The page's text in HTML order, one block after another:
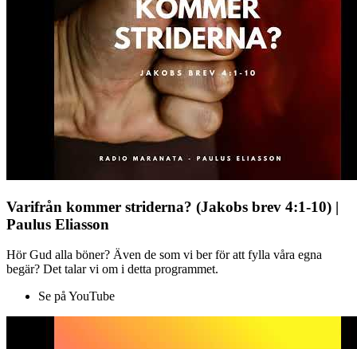
Varifrån kommer striderna? (Jakobs brev 4:1-10) |
Paulus Eliasson
Hör Gud alla böner? Även de som vi ber för att fylla våra egna
begär? Det talar vi om i detta programmet.
Se på YouTube